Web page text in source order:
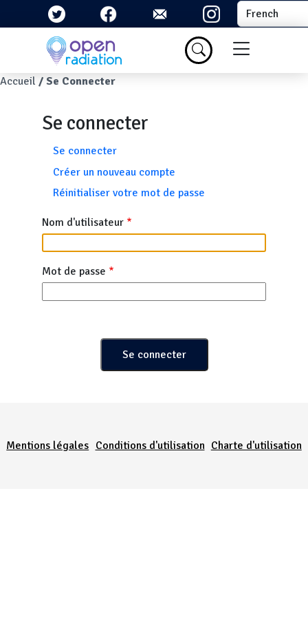
Aller au contenu principal Select your
Menu du
Fil d'Ariane
Accueil Se Connecter
Se connecter
Onglets principaux
Se connecter
Créer un nouveau compte
Réinitialiser votre mot de passe
Nom d'utilisateur
Mot de passe
Mentions légales Conditions d'utilisation Charte d'utilisation